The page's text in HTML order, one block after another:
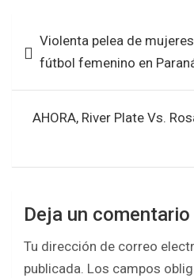
o
o
k
A
p
p
de Violenta pelea de
fútbol femenino en
AHORA, River Plate Vs.
Deja un comentario
Tu dirección de correo
publicada. Los campos